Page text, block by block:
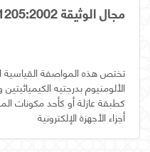
مجال الوثيقة GSO 1205:2002
تختص هذه المواصفة القياسية
الألومنيوم بدرجتيه
كطبقة عازلة أو كأحد مكونات
أجزاء الأجهزة الإلكترونية